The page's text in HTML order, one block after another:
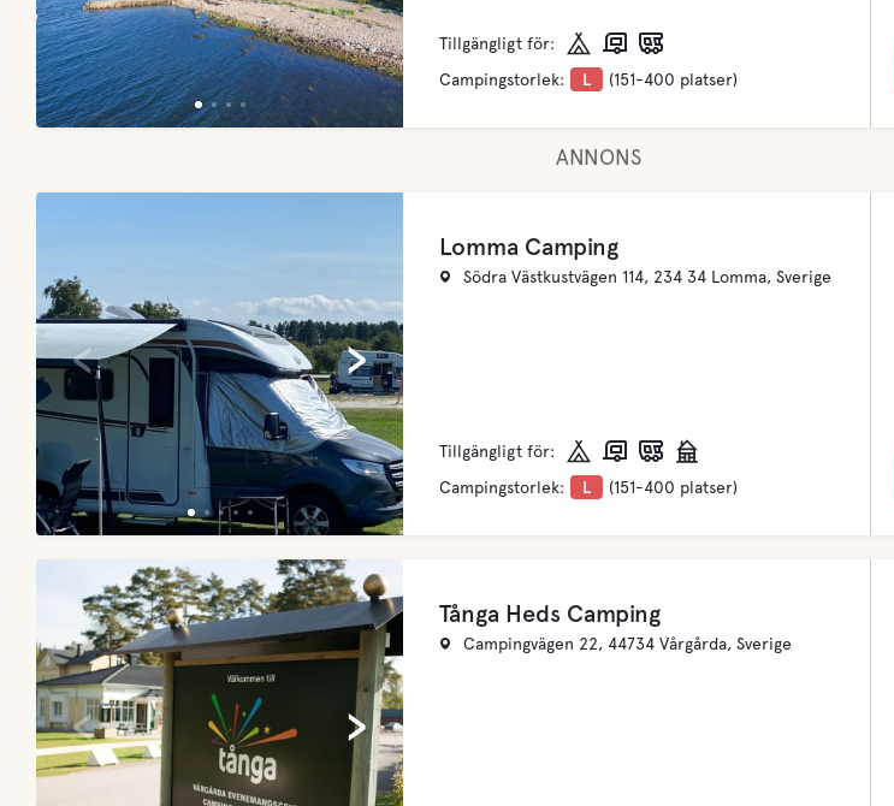
Tillgängligt för:
Campingstorlek:
L (151-400 platser)
ANNONS
›
‹
Lomma Camping
Södra Västkustvägen 114, 234 34 Lomma, Sverige
Tillgängligt för:
Campingstorlek:
L (151-400 platser)
›
‹
Tånga Heds Camping
Campingvägen 22, 44734 Vårgårda, Sverige